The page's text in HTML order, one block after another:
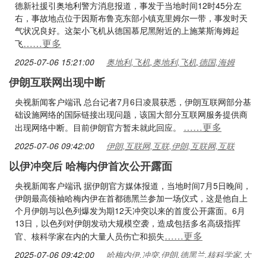
德新社援引奥地利警方消息报道，事发于当地时间12时45分左
右，事故地点位于因斯布鲁克东部小镇克里姆尔一带，事发时天
气状况良好。这架小飞机从德国慕尼黑附近的上施莱斯海姆起
飞……更多
2025-07-06 15:21:00 奥地利,飞机,奥地利,飞机,德国,海姆
伊朗互联网出现中断
央视新闻客户端讯 总台记者7月6日凌晨获悉，伊朗互联网部分基
础设施网络的国际链接出现问题，该国大部分互联网服务提供商
出现网络中断。目前伊朗官方暂未就此回应。 ……更多
2025-07-06 09:42:00 伊朗,互联网,互联,伊朗,互联网,互联
以伊冲突后 哈梅内伊首次公开露面
央视新闻客户端讯 据伊朗官方媒体报道，当地时间7月5日晚间，
伊朗最高领袖哈梅内伊在首都德黑兰参加一场仪式，这是他自上
个月伊朗与以色列爆发为期12天冲突以来的首度公开露面。6月
13日，以色列对伊朗发动大规模空袭，造成包括多名高级指挥
官、核科学家在内的大量人员伤亡和损失……更多
2025-07-06 09:42:00 哈梅内伊,冲突,伊朗,德黑兰,核科学家,大